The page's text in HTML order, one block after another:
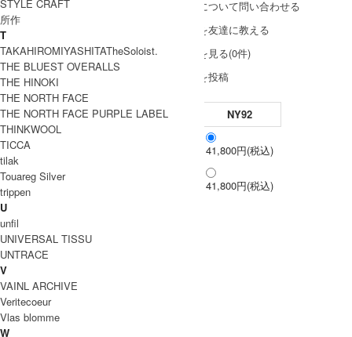
この商品について問い合わせる
この商品を友達に教える
レビューを見る(0件)
レビューを投稿
NY92
41,800円(税込)
41,800円(税込)
STYLE CRAFT
所作
T
TAKAHIROMIYASHITATheSoloist.
THE BLUEST OVERALLS
THE HINOKI
THE NORTH FACE
THE NORTH FACE PURPLE LABEL
THINKWOOL
TICCA
tilak
Touareg Silver
trippen
U
unfil
UNIVERSAL TISSU
UNTRACE
V
VAINL ARCHIVE
Veritecoeur
Vlas blomme
W